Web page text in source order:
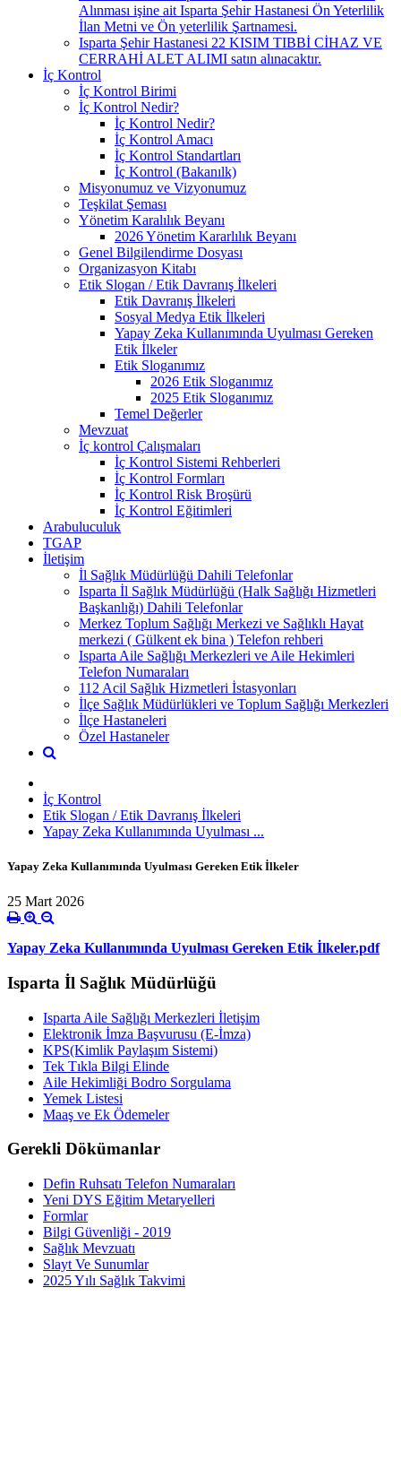
Alınması işine ait Isparta Şehir Hastanesi Ön Yeterlilik
İlan Metni ve Ön yeterlilik Şartnamesi.
Isparta Şehir Hastanesi 22 KISIM TIBBİ CİHAZ VE
CERRAHİ ALET ALIMI satın alınacaktır.
İç Kontrol
İç Kontrol Birimi
İç Kontrol Nedir?
İç Kontrol Nedir?
İç Kontrol Amacı
İç Kontrol Standartları
İç Kontrol (Bakanılk)
Misyonumuz ve Vizyonumuz
Teşkilat Şeması
Yönetim Karalılık Beyanı
2026 Yönetim Kararlılık Beyanı
Genel Bilgilendirme Dosyası
Organizasyon Kitabı
Etik Slogan / Etik Davranış İlkeleri
Etik Davranış İlkeleri
Sosyal Medya Etik İlkeleri
Yapay Zeka Kullanımında Uyulması Gereken
Etik İlkeler
Etik Sloganımız
2026 Etik Sloganımız
2025 Etik Sloganımız
Temel Değerler
Mevzuat
İç kontrol Çalışmaları
İç Kontrol Sistemi Rehberleri
İç Kontrol Formları
İç Kontrol Risk Broşürü
İç Kontrol Eğitimleri
Arabuluculuk
TGAP
İletişim
İl Sağlık Müdürlüğü Dahili Telefonlar
Isparta İl Sağlık Müdürlüğü (Halk Sağlığı Hizmetleri
Başkanlığı) Dahili Telefonlar
Merkez Toplum Sağlığı Merkezi ve Sağlıklı Hayat
merkezi ( Gülkent ek bina ) Telefon rehberi
Isparta Aile Sağlığı Merkezleri ve Aile Hekimleri
Telefon Numaraları
112 Acil Sağlık Hizmetleri İstasyonları
İlçe Sağlık Müdürlükleri ve Toplum Sağlığı Merkezleri
İlçe Hastaneleri
Özel Hastaneler
İç Kontrol
Etik Slogan / Etik Davranış İlkeleri
Yapay Zeka Kullanımında Uyulması ...
Yapay Zeka Kullanımında Uyulması Gereken Etik İlkeler
25 Mart 2026
Yapay Zeka Kullanımında Uyulması Gereken Etik İlkeler.pdf
Isparta İl Sağlık Müdürlüğü
Isparta Aile Sağlığı Merkezleri İletişim
Elektronik İmza Başvurusu (E-İmza)
KPS(Kimlik Paylaşım Sistemi)
Tek Tıkla Bilgi Elinde
Aile Hekimliği Bodro Sorgulama
Yemek Listesi
Maaş ve Ek Ödemeler
Gerekli Dökümanlar
Defin Ruhsatı Telefon Numaraları
Yeni DYS Eğitim Metaryelleri
Formlar
Bilgi Güvenliği - 2019
Sağlık Mevzuatı
Slayt Ve Sunumlar
2025 Yılı Sağlık Takvimi